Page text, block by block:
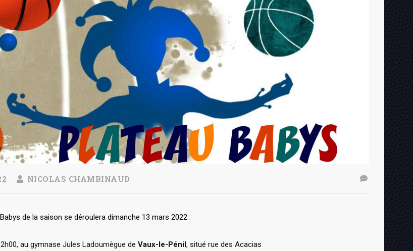
NICOLAS CHAMBINAUD
de la saison se déroulera dimanche 13 mars 2022 :
au gymnase Jules Ladoumègue de Vaux-le-Pénil, situé rue des Acacias